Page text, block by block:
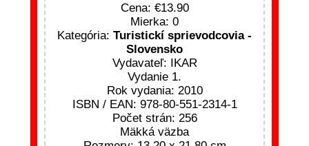
Cena:
13.90
Mierka: 0
Kategória: Turistickí sprievodcovia -
Slovensko
Vydavateľ: IKAR
Vydanie 1.
Rok vydania: 2010
ISBN / EAN: 978-80-551-2314-1
Počet strán: 256
Mäkká väzba